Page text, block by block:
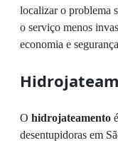
localizar o problema
o serviço menos
economia e
O hidrojateamento
desentupidoras em